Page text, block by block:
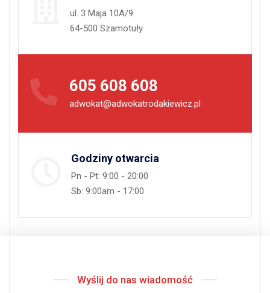
ul. 3 Maja 10A/9
64-500 Szamotuły
605 608 608
adwokat@adwokatrodakiewicz.pl
Godziny otwarcia
Pn - Pt: 9:00 - 20:00
Sb: 9:00am - 17:00
Wyślij do nas wiadomość